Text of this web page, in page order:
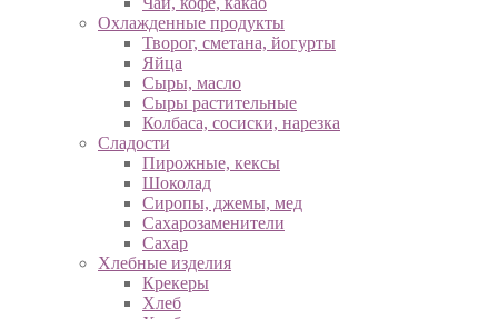
Охлажденные продукты
Творог, сметана, йогурты
Яйца
Сыры, масло
Сыры растительные
Колбаса, сосиски, нарезка
Сладости
Пирожные, кексы
Шоколад
Сиропы, джемы, мед
Сахарозаменители
Сахар
Хлебные изделия
Крекеры
Хлеб